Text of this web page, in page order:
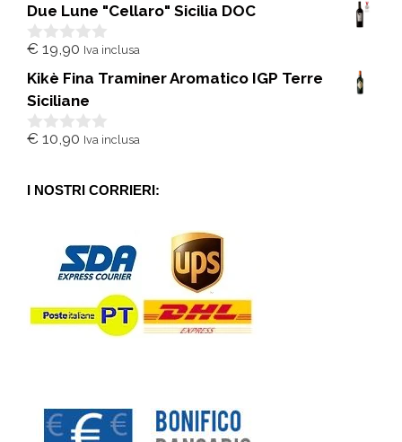
u
5
Due Lune "Cellaro" Sicilia DOC
0
u
5
€ 19,90 Iva inclusa
Kikè Fina Traminer Aromatico IGP Terre
Siciliane
0
5
€ 10,90 Iva inclusa
I NOSTRI CORRIERI: